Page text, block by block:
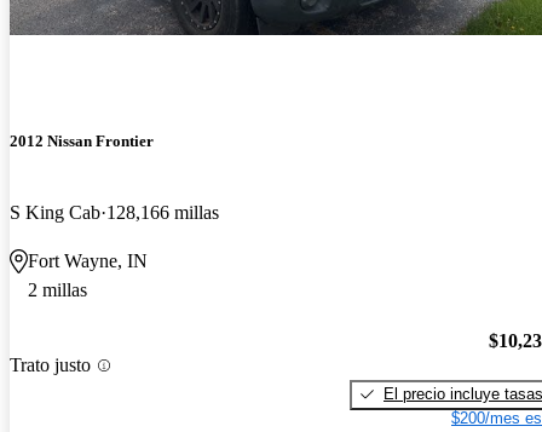
2012 Nissan Frontier
S King Cab 128,166 millas
Fort Wayne, IN
2 millas
Trato justo
El precio incluye tasas
$200/mes